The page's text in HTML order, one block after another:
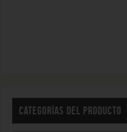
CATEGORÍAS DEL PRODUCTO